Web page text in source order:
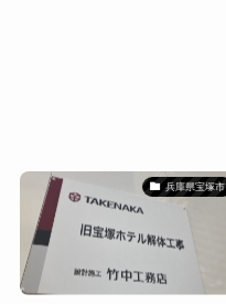
兵庫県宝塚市